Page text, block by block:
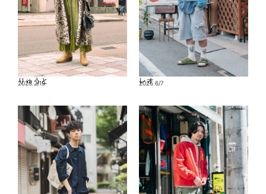
りゅうと
2023.2/19 レオ
2025.6/7